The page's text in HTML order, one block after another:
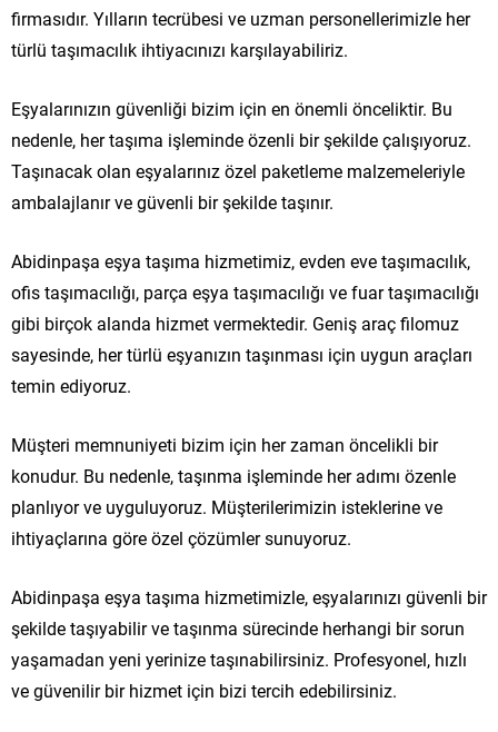
firmasıdır. Yılların tecrübesi ve uzman personellerimizle her
türlü taşımacılık ihtiyacınızı karşılayabiliriz.
Eşyalarınızın güvenliği bizim için en önemli önceliktir. Bu
nedenle, her taşıma işleminde özenli bir şekilde çalışıyoruz.
Taşınacak olan eşyalarınız özel paketleme malzemeleriyle
ambalajlanır ve güvenli bir şekilde taşınır.
Abidinpaşa eşya taşıma hizmetimiz, evden eve taşımacılık,
ofis taşımacılığı, parça eşya taşımacılığı ve fuar taşımacılığı
gibi birçok alanda hizmet vermektedir. Geniş araç filomuz
sayesinde, her türlü eşyanızın taşınması için uygun araçları
temin ediyoruz.
Müşteri memnuniyeti bizim için her zaman öncelikli bir
konudur. Bu nedenle, taşınma işleminde her adımı özenle
planlıyor ve uyguluyoruz. Müşterilerimizin isteklerine ve
ihtiyaçlarına göre özel çözümler sunuyoruz.
Abidinpaşa eşya taşıma hizmetimizle, eşyalarınızı güvenli bir
şekilde taşıyabilir ve taşınma sürecinde herhangi bir sorun
yaşamadan yeni yerinize taşınabilirsiniz. Profesyonel, hızlı
ve güvenilir bir hizmet için bizi tercih edebilirsiniz.